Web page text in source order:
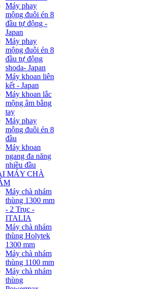
Máy phay
mộng đuôi én 8
đầu tự động -
Japan
Máy phay
mộng đuôi én 8
đầu tự động
shoda- Japan
Máy khoan liên
kết - Japan
Máy khoan lắc
mộng âm bằng
tay
Máy phay
mộng đuôi én 8
đầu
Máy khoan
ngang đa năng
nhiều đầu
MÁY CHÀ
Máy chà nhám
thùng 1300 mm
- 2 Trục -
ITALIA
Máy chà nhám
thùng Holytek
1300 mm
Máy chà nhám
thùng 1100 mm
Máy chà nhám
thùng